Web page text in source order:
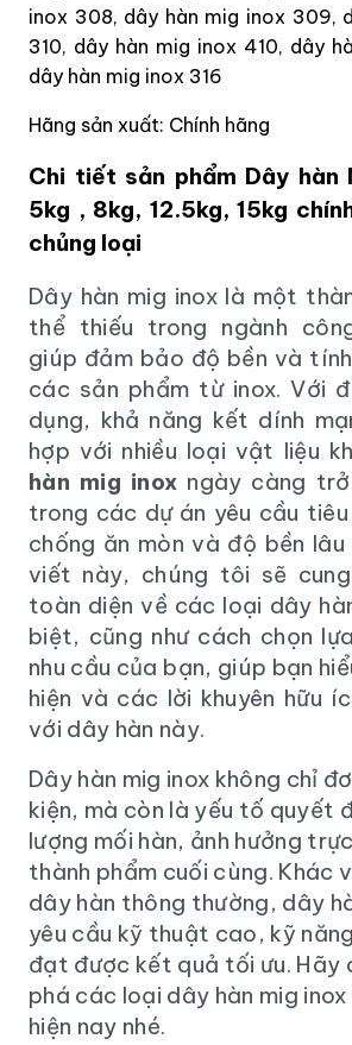
inox 308, dây hàn mig inox 309,
310, dây hàn mig inox 410, dây
dây hàn mig inox 316
Hãng sản xuất: Chính hãng
Chi tiết sản phẩm Dây hàn
5kg , 8kg, 12.5kg, 15kg
chủng loại
Dây hàn mig inox là một
thể thiếu trong ngành
giúp đảm bảo độ bền và
các sản phẩm từ inox. Với
dụng, khả năng kết dính
hợp với nhiều loại vật liệu
hàn mig inox ngày càng
trong các dự án yêu cầu
chống ăn mòn và độ bền
viết này, chúng tôi sẽ
toàn diện về các loại dây
biệt, cũng như cách chọn
nhu cầu của bạn, giúp bạn
hiện và các lời khuyên hữu
với dây hàn này.
Dây hàn mig inox không chỉ
kiện, mà còn là yếu tố quyết
lượng mối hàn, ảnh hưởng
thành phẩm cuối cùng. Khác
dây hàn thông thường, dây
yêu cầu kỹ thuật cao, kỹ
đạt được kết quả tối ưu. Hãy
phá các loại dây hàn mig
hiện nay nhé.